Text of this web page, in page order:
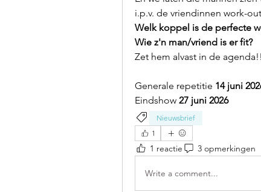
i.p.v. de vriendinnen work-
Welk koppel is de perfecte
Wie z'n man/vriend is er fit?
Zet hem alvast in de agenda!!
Generale repetitie 14 juni
Eindshow 27 juni 2026
Nieuwsbrief
1
1 reactie 3 opmerkingen
Write a comment...